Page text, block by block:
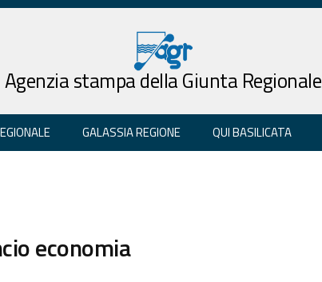
Agenzia stampa della Giunta Regionale
GALASSIA REGIONE QUI BASILICATA
economia